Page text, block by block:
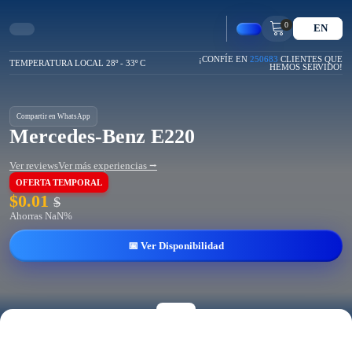
0 EN
TEMPERATURA LOCAL 28º - 33º C ¡CONFÍE EN 250683 CLIENTES QUE
HEMOS SERVIDO!
Compartir en WhatsApp
Mercedes-Benz E220
Ver reviewsVer más experiencias ⭢
OFERTA TEMPORAL
$0.01 $
Ahorras NaN%
📅 Ver Disponibilidad